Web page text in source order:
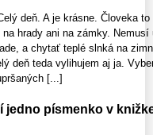
deň. A je krásne. Človeka to
hrady ani na zámky.
a chytať teplé slnká na
deň teda vylihujem aj ja.
[...]
jedno písmenko v